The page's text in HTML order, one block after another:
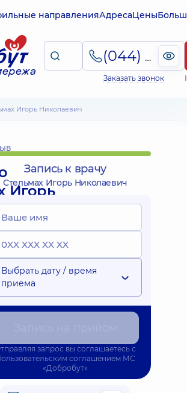
направленияАдресаЦены
(044) 495-2-888
Заказать звонок
Игорь Николаевич
Игорь
физической и
медицины (ФРМ);
Реабилитолог
4.9 / 5
на основе
отзыв
время приема: Сьогодні о 15:00
Запись к врачу
Стельмах Игорь Николаевич
Выбрать дату / время
приема
запрос вы соглашаетесь с
соглашением МС
«Добробут»